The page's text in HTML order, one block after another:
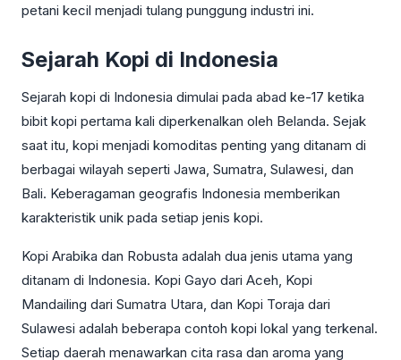
petani kecil menjadi tulang punggung industri ini.
Sejarah Kopi di Indonesia
Sejarah kopi di Indonesia dimulai pada abad ke-17 ketika
bibit kopi pertama kali diperkenalkan oleh Belanda. Sejak
saat itu, kopi menjadi komoditas penting yang ditanam di
berbagai wilayah seperti Jawa, Sumatra, Sulawesi, dan
Bali. Keberagaman geografis Indonesia memberikan
karakteristik unik pada setiap jenis kopi.
Kopi Arabika dan Robusta adalah dua jenis utama yang
ditanam di Indonesia. Kopi Gayo dari Aceh, Kopi
Mandailing dari Sumatra Utara, dan Kopi Toraja dari
Sulawesi adalah beberapa contoh kopi lokal yang terkenal.
Setiap daerah menawarkan cita rasa dan aroma yang